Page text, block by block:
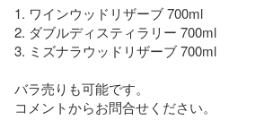
1. ワインウッドリザーブ 700ml
2. ダブルディスティラリー 700ml
3. ミズナラウッドリザーブ 700ml
バラ売りも可能です。
コメントからお問合せください。